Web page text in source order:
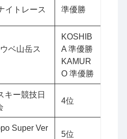
イトレース 準優勝
ベ山岳ス
KOSHIB
A 準優勝
KAMUR
O 準優勝
キー競技日
4位
Super Ver
5位